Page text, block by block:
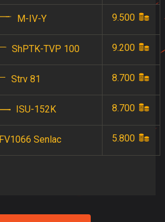
M-IV-Y 9.500
ShPTK-TVP 100 9.200
Strv 81 8.700
ISU-152K 8.700
FV1066 Senlac 5.800